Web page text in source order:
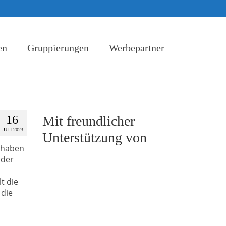
Gruppierungen Werbepartner
16
JULI 2023
die
Mit freundlicher
Unterstützung von